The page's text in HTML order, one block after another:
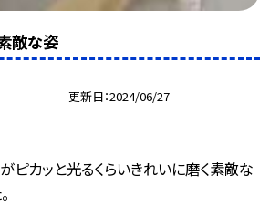
敵な姿
更新日 2024/06/27
ピカッと光るくらいきれいに磨く素敵な